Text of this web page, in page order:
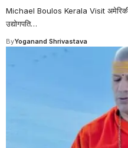
Michael Boulos Kerala Visit अमेरिकी
उद्योगपति…
ByYoganand Shrivastava